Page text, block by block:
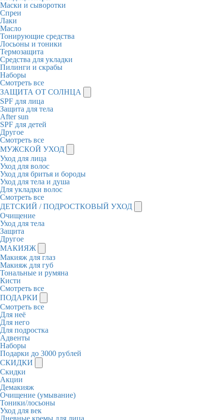
Маски и сыворотки
Спреи
Лаки
Масло
Тонирующие средства
Лосьоны и тоники
Термозащита
Средства для укладки
Пилинги и скрабы
Наборы
Смотреть все
ЗАЩИТА ОТ СОЛНЦА
SPF для лица
Защита для тела
After sun
SPF для детей
Другое
Смотреть все
МУЖСКОЙ УХОД
Уход для лица
Уход для волос
Уход для бритья и бороды
Уход для тела и душа
Для укладки волос
Смотреть все
ДЕТСКИЙ / ПОДРОСТКОВЫЙ УХОД
Очищение
Уход для тела
Защита
Другое
МАКИЯЖ
Макияж для глаз
Макияж для губ
Тональные и румяна
Кисти
Смотреть все
ПОДАРКИ
Смотреть все
Для неё
Для него
Для подростка
Адвенты
Наборы
Подарки до 3000 рублей
СКИДКИ
Скидки
Акции
Демакияж
Очищение (умывание)
Тоники/лосьоны
Уход для век